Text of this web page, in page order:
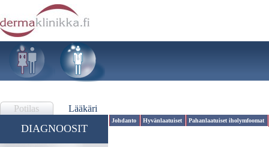
Potilas Lääkäri
DIAGNOOSIT
Johdanto Hyvänlaatuiset Pahanlaatuiset iholymfoomat